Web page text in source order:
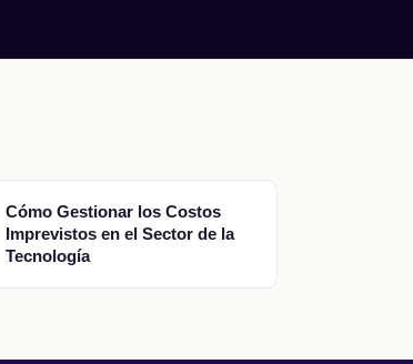
Cómo Gestionar los Costos
Imprevistos en el Sector de la
Tecnología